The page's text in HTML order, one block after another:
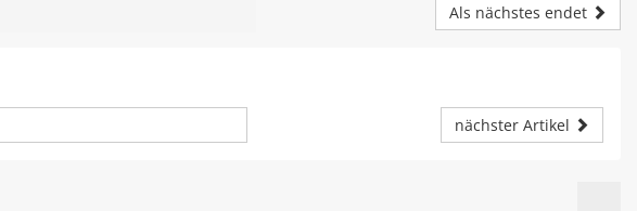
Als nächstes endet
nächster Artikel